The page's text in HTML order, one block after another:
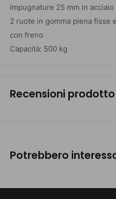
Impugnature 25 mm in
2 ruote in gomma piena fisse
con freno
Capacità: 500 kg
Recensioni prodotto
Potrebbero